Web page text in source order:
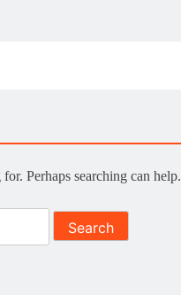
Perhaps searching can help.